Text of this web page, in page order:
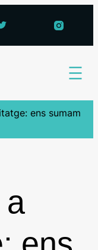
ens sumam
a